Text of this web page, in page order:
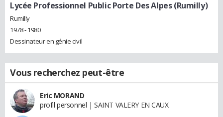
Lycée Professionnel Public Porte Des Alpes (Rumilly)
Rumilly
1978 - 1980
Dessinateur en génie civil
Vous recherchez peut-être
Eric MORAND
profil personnel | SAINT VALERY EN CAUX